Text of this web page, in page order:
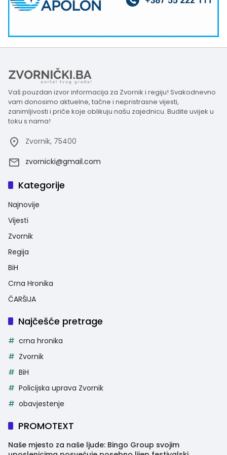
Vaš pouzdan izvor informacija za Zvornik i regiju! Svakodnevno
vam donosimo aktuelne, tačne i nepristrasne vijesti,
zanimljivosti i priče koje oblikuju našu zajednicu. Budite uvijek u
toku s nama!
Zvornik, 75400
zvornicki@gmail.com
Kategorije
Najnovije
Vijesti
Zvornik
Regija
BiH
Crna Hronika
ČARŠIJA
Najčešće pretrage
crna hronika
Zvornik
BiH
Policijska uprava Zvornik
obavjestenje
PROMOTEXT
Naše mjesto za naše ljude: Bingo Group svojim